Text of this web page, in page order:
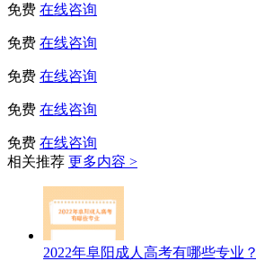
免费 在线咨询
免费 在线咨询
免费 在线咨询
免费 在线咨询
免费 在线咨询
相关推荐 更多内容 >
2022年阜阳成人高考有哪些专业？